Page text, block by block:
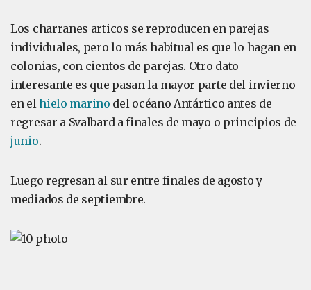
Los charranes articos se reproducen en parejas
individuales, pero lo más habitual es que lo hagan en
colonias, con cientos de parejas. Otro dato
interesante es que pasan la mayor parte del invierno
en elhielo marino del océano Antártico antes de
regresar a Svalbard a finales de mayo o principios de
junio.
Luego regresan al sur entre finales de agosto y
mediados de septiembre.